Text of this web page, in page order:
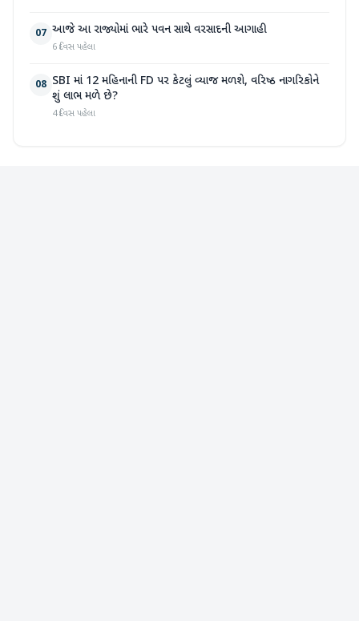
07 આજે આ રાજ્યોમાં ભારે પવન સાથે વરસાદની આગાહી
6 દિવસ પહેલા
08 SBI માં 12 મહિનાની FD પર કેટલું વ્યાજ મળશે, વરિષ્ઠ નાગરિકોને
શું લાભ મળે છે?
4 દિવસ પહેલા